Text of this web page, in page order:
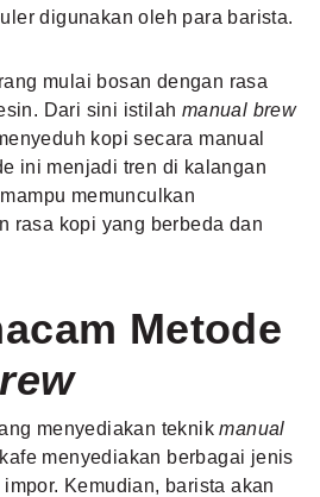
digunakan oleh para barista.
mulai bosan dengan rasa
Dari sini istilah manual brew
kopi secara manual
ini menjadi tren di kalangan
memunculkan
rasa kopi yang berbeda dan
Metode
menyediakan teknikmanual
menyediakan berbagai jenis
Kemudian, barista akan